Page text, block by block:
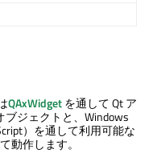
QAxWidgetを通して Qt ア
ブジェクトと、Windows
）を通して利用可能な
動作します。